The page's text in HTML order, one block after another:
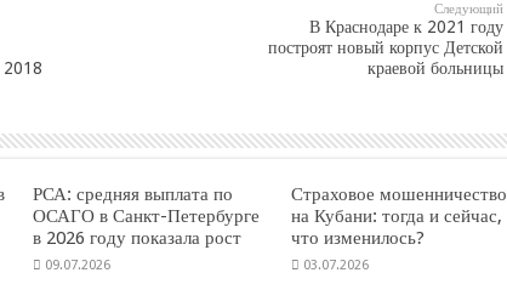
2018
Следующий
В Краснодаре к 2021 году
построят новый корпус Детской
краевой больницы
РСА: средняя выплата по
ОСАГО в Санкт-Петербурге
в 2026 году показала рост
09.07.2026
Страховое мошенничество
на Кубани: тогда и сейчас,
что изменилось?
03.07.2026